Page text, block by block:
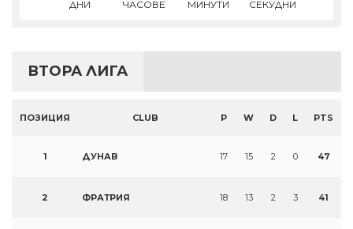
ДНИ ЧАСОВЕ МИНУТИ СЕКУДНИ
ВТОРА ЛИГА
ПОЗИЦИЯ CLUB P W D L PTS
1 ДУНАВ 17 15 2 0 47
2 ФРАТРИЯ 18 13 2 3 41